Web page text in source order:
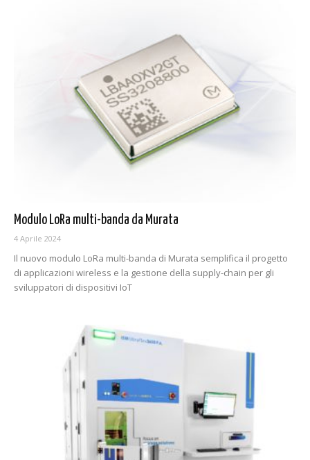
Modulo LoRa multi-banda da Murata
4 Aprile 2024
Il nuovo modulo LoRa multi-banda di Murata semplifica il progetto
di applicazioni wireless e la gestione della supply-chain per gli
sviluppatori di dispositivi IoT